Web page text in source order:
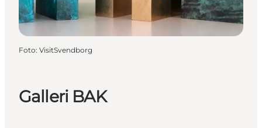
Galleri BAK
Foto: VisitSvendborg